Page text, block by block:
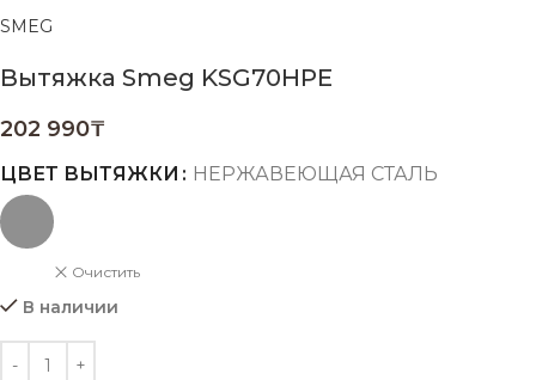
SMEG
Вытяжка Smeg KSG70HPE
202 990₸
ЦВЕТ ВЫТЯЖКИ НЕРЖАВЕЮЩАЯ СТАЛЬ
Очистить
В наличии